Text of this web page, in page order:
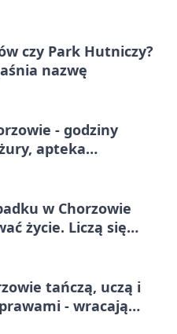
czy Park Hutniczy?
nazwę
- godziny
apteka
w Chorzowie
życie. Liczą się
tańczą, uczą i
- wracają